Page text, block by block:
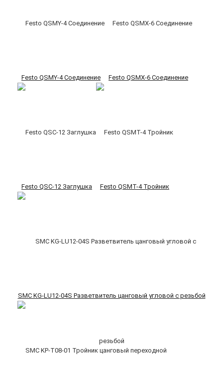
Festo QSMY-4 Соединение Festo QSMX-6 Соединение
Festo QSC-12 Заглушка Festo QSMT-4 Тройник
SMC KG-LU12-04S Разветвитель цанговый угловой с резьбой